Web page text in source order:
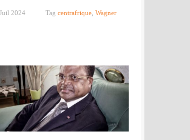
2024 Tag centrafrique Wagner